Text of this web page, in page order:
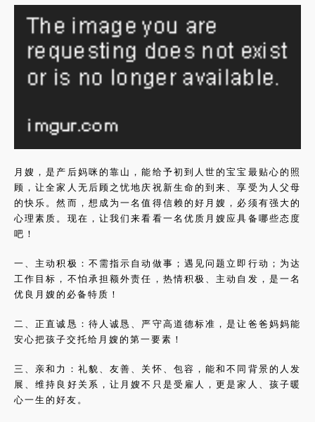
月嫂，是产后妈咪的靠山，能给予初到人世的宝宝最贴心的照
顾，让全家人无后顾之忧地庆祝新生命的到来、享受为人父母
的快乐。然而，想成为一名值得信赖的好月嫂，必须有强大的
心理素质。现在，让我们来看看一名优质月嫂应具备哪些态度
吧！
一、主动积极：不需指示自动做事；遇见问题立即行动；为达
工作目标，不怕承担额外责任，热情积极、主动自发，是一名
优良月嫂的必备特质！
二、正直诚恳：待人诚恳、严守高道德标准，是让爸爸妈妈能
安心把孩子交托给月嫂的第一要素！
三、亲和力：礼貌、友善、关怀、包容，能和不同背景的人发
展、维持良好关系，让月嫂不只是受雇人，更是家人、孩子暖
心一生的好友。